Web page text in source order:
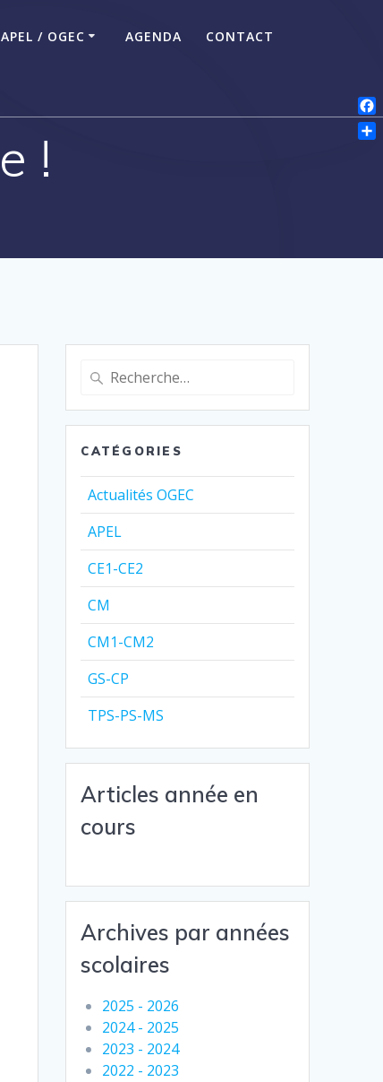
APEL / OGEC AGENDA CONTACT
!
CATÉGORIES
Actualités OGEC
APEL
CE1-CE2
CM
CM1-CM2
GS-CP
TPS-PS-MS
Articles année en
cours
Archives par années
scolaires
2025 - 2026
2024 - 2025
2023 - 2024
2022 - 2023